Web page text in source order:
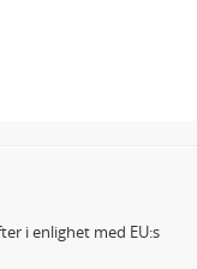
i enlighet med EU:s